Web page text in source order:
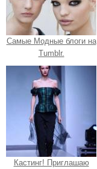
Самые Модные блоги на
Tumblr.
Кастинг! Приглашаю